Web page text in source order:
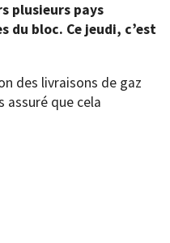
plusieurs pays
du bloc. Ce jeudi, c’est
des livraisons de gaz
assuré que cela